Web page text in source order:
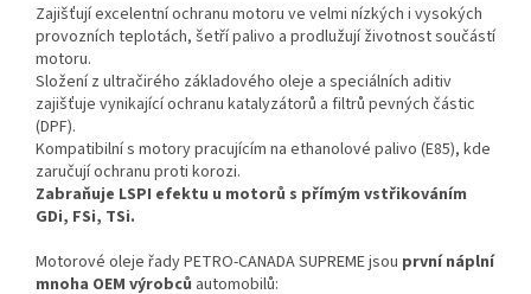
Zajišťují excelentní ochranu motoru ve velmi nízkých i vysokých
provozních teplotách, šetří palivo a prodlužují životnost součástí
motoru.
Složení z ultračirého základového oleje a speciálních aditiv
zajišťuje vynikající ochranu katalyzátorů a filtrů pevných částic
(DPF).
Kompatibilní s motory pracujícím na ethanolové palivo (E85), kde
zaručují ochranu proti korozi.
Zabraňuje LSPI efektu u motorů s přímým vstřikováním
GDi, FSi, TSi.
Motorové oleje řady PETRO-CANADA SUPREME jsou první náplní
mnoha OEM výrobců automobilů: